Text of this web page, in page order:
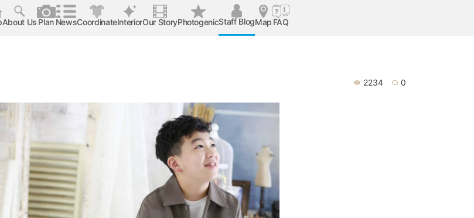
About Us Plan NewsCoordinateInteriorOur StoryPhotogenicStaff BlogMap FAQ
2234 0